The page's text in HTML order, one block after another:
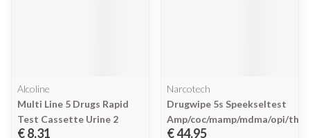
Alcoline
Multi Line 5 Drugs Rapid
Test Cassette Urine 2
€ 8,31
Narcotech
Drugwipe 5s Speekseltest
Amp/coc/mamp/mdma/opi/thc
€ 44,95